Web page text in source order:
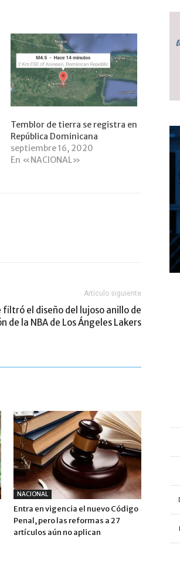
Temblor de tierra se registra en
República Dominicana
septiembre 16, 2020
En «NACIONAL»
Artículo siguiente
filtró el diseño del lujoso anillo de
de la NBA de Los Ángeles Lakers
NACIONAL
Entra en vigencia el nuevo Código
Penal, pero las reformas a 27
artículos aún no aplican